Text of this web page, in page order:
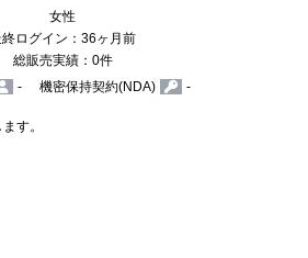
女性
ログイン：36ヶ月前
総販売実績：0件
- 機密保持契約(NDA) -
す。